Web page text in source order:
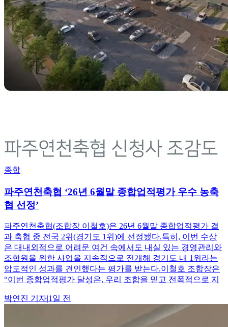
종합
파주연천축협 ‘26년 6월말 종합업적평가 우수 농축
협 선정’
파주연천축협(조합장 이철호)은 26년 6월말 종합업적평가 결
과 축협 중 전국 2위(경기도 1위)에 선정됐다.특히, 이번 수상
은 대내외적으로 어려운 여건 속에서도 내실 있는 경영관리와
조합원을 위한 사업을 지속적으로 전개해 경기도 내 1위라는
압도적인 성과를 견인했다는 평가를 받는다.이철호 조합장은
“이번 종합업적평가 달성은, 우리 조합을 믿고 전폭적으로 지
박연진 기자|1일 전